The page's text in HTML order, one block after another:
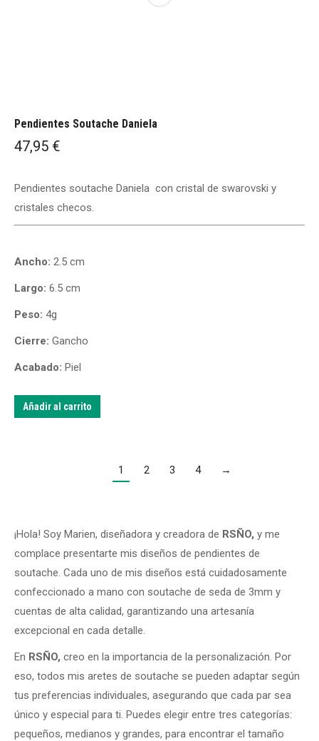
Pendientes Soutache Daniela
47,95 €
Pendientes soutache Daniela con cristal de swarovski y
cristales checos.
Ancho: 2.5 cm
Largo: 6.5 cm
Peso: 4g
Cierre: Gancho
Acabado: Piel
Añadir al carrito
1 2 3 4 →
¡Hola! Soy Marien, diseñadora y creadora de RSÑO, y me
complace presentarte mis diseños de pendientes de
soutache. Cada uno de mis diseños está cuidadosamente
confeccionado a mano con soutache de seda de 3mm y
cuentas de alta calidad, garantizando una artesanía
excepcional en cada detalle.
En RSÑO, creo en la importancia de la personalización. Por
eso, todos mis aretes de soutache se pueden adaptar según
tus preferencias individuales, asegurando que cada par sea
único y especial para ti. Puedes elegir entre tres categorías:
pequeños, medianos y grandes, para encontrar el tamaño